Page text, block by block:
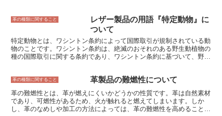
な単位なのです。革製品の価格は、革の面積によって決まることが多
いため、坪は革製品の価格を知るための重要な指標でもあります。
革の種類に関すること
レザー製品の用語『特定動物』に
ついて
特定動物とは、ワシントン条約によって国際取引が規制されている動
物のことです。ワシントン条約は、絶滅のおそれのある野生動植物の
種の国際取引に関する条約であり、ワシントン条約に基づいて、野生
関する条約（ワシントン条約）によって、国際取引が規制されている
類、無脊椎動物など、さまざまな動物が含まれています。特定動物の
国際取引は、ワシントン条約の附属書I、II、IIIによって規制されてお
り、附属書Iに掲載されている動物は、商業取引が禁止されていま
革の種類に関すること 革製品の難燃性について
革の難燃性とは、革が燃えにくいかどうかの性質です。革は自然素材
であり、可燃性があるため、火が触れると燃えてしまいます。しか
し、革のなめしや加工の方法によっては、革の難燃性を高めることが